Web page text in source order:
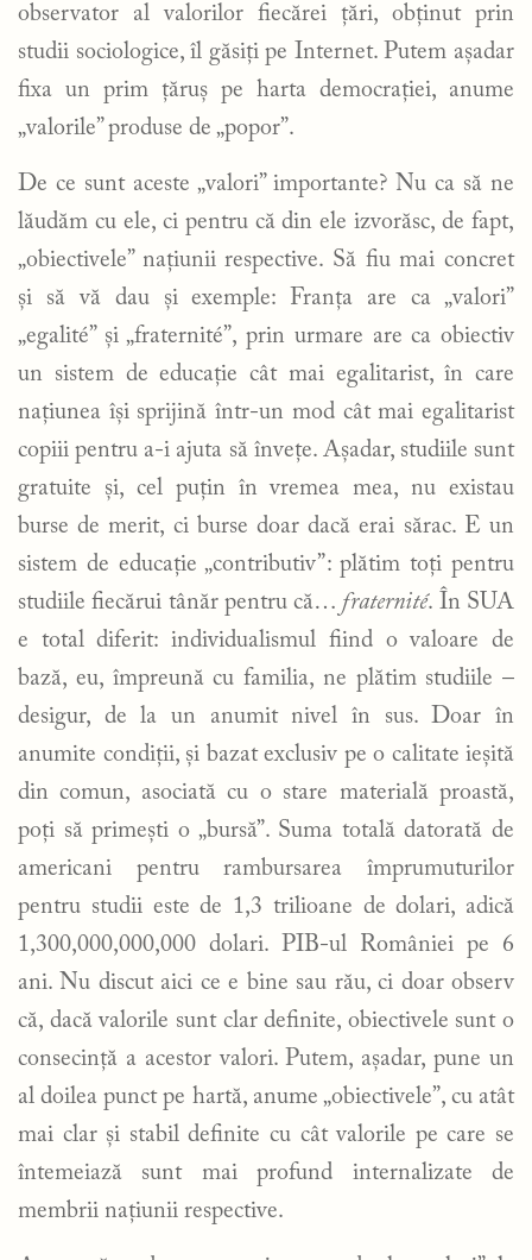
observator al valorilor fiecărei țări, obținut prin
studii sociologice, îl găsiți pe Internet. Putem așadar
fixa un prim țăruș pe harta democrației, anume
„valorile” produse de „popor”.
De ce sunt aceste „valori” importante? Nu ca să ne
lăudăm cu ele, ci pentru că din ele izvorăsc, de fapt,
„obiectivele” națiunii respective. Să fiu mai concret
și să vă dau și exemple: Franța are ca „valori”
„egalité” și „fraternité”, prin urmare are ca obiectiv
un sistem de educație cât mai egalitarist, în care
națiunea își sprijină într-un mod cât mai egalitarist
copiii pentru a-i ajuta să învețe. Așadar, studiile sunt
gratuite și, cel puțin în vremea mea, nu existau
burse de merit, ci burse doar dacă erai sărac. E un
sistem de educație „contributiv”: plătim toți pentru
studiile fiecărui tânăr pentru că… fraternité. În SUA
e total diferit: individualismul fiind o valoare de
bază, eu, împreună cu familia, ne plătim studiile –
desigur, de la un anumit nivel în sus. Doar în
anumite condiții, și bazat exclusiv pe o calitate ieșită
din comun, asociată cu o stare materială proastă,
poți să primești o „bursă”. Suma totală datorată de
americani pentru rambursarea împrumuturilor
pentru studii este de 1,3 trilioane de dolari, adică
1,300,000,000,000 dolari. PIB-ul României pe 6
ani. Nu discut aici ce e bine sau rău, ci doar observ
că, dacă valorile sunt clar definite, obiectivele sunt o
consecință a acestor valori. Putem, așadar, pune un
al doilea punct pe hartă, anume „obiectivele”, cu atât
mai clar și stabil definite cu cât valorile pe care se
întemeiază sunt mai profund internalizate de
membrii națiunii respective.